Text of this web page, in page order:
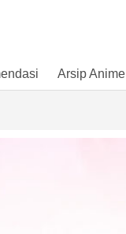
Arsip Anime